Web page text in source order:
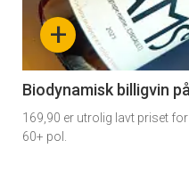
nå
4
+
Biodynamisk billigvin
169,90 er utrolig lavt priset
60+ pol.